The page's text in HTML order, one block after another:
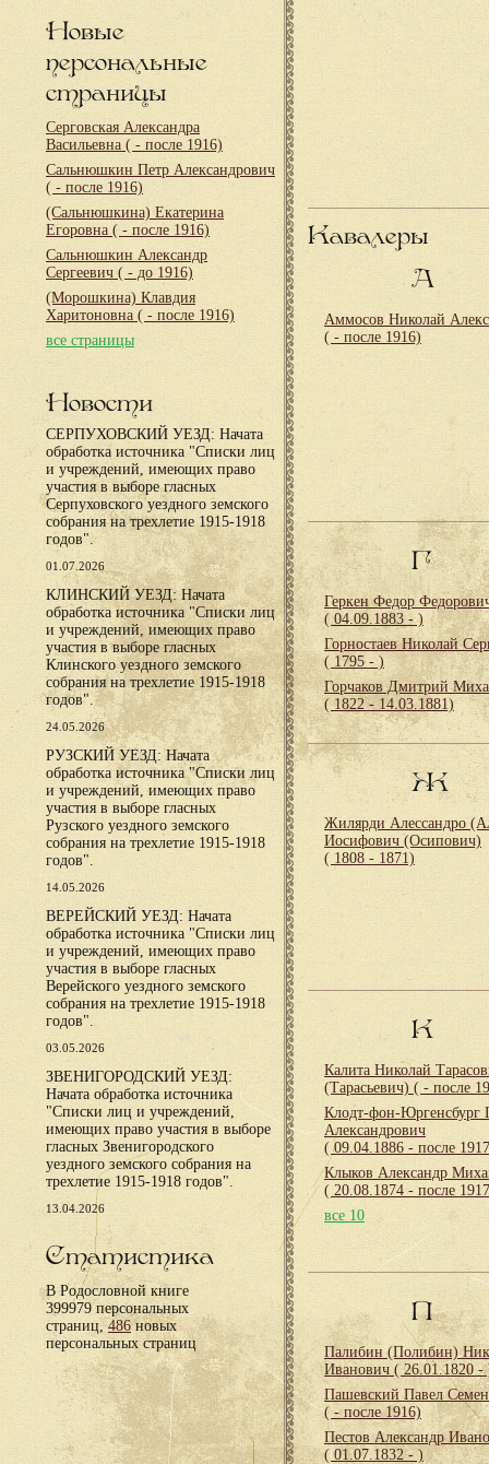
Новые
персональные
страницы
Серговская Александра
Васильевна ( - после 1916)
Сальнюшкин Петр Александрович
( - после 1916)
(Сальнюшкина) Екатерина
Егоровна ( - после 1916)
Сальнюшкин Александр
Сергеевич ( - до 1916)
(Морошкина) Клавдия
Харитоновна ( - после 1916)
все страницы
Новости
СЕРПУХОВСКИЙ УЕЗД: Начата
обработка источника "Списки лиц
и учреждений, имеющих право
участия в выборе гласных
Серпуховского уездного земского
собрания на трехлетие 1915-1918
годов".
01.07.2026
КЛИНСКИЙ УЕЗД: Начата
обработка источника "Списки лиц
и учреждений, имеющих право
участия в выборе гласных
Клинского уездного земского
собрания на трехлетие 1915-1918
годов".
24.05.2026
РУЗСКИЙ УЕЗД: Начата
обработка источника "Списки лиц
и учреждений, имеющих право
участия в выборе гласных
Рузского уездного земского
собрания на трехлетие 1915-1918
годов".
14.05.2026
ВЕРЕЙСКИЙ УЕЗД: Начата
обработка источника "Списки лиц
и учреждений, имеющих право
участия в выборе гласных
Верейского уездного земского
собрания на трехлетие 1915-1918
годов".
03.05.2026
ЗВЕНИГОРОДСКИЙ УЕЗД:
Начата обработка источника
"Списки лиц и учреждений,
имеющих право участия в выборе
гласных Звенигородского
уездного земского собрания на
трехлетие 1915-1918 годов".
13.04.2026
Статистика
В Родословной книге
399979 персональных
страниц,486новых
персональных страниц
Кавалеры
А
Аммосов Николай
( - после 1916)
Г
Геркен Федор
( 04.09.1883 - )
Горностаев Николай
( 1795 - )
Горчаков Дмитрий
( 1822 - 14.03.1881)
Ж
Жилярди Алессандро
Иосифович (Осипович)
( 1808 - 1871)
К
Калита Николай
(Тарасьевич) ( - после
Клодт-фон-Юргенсбург
Александрович
( 09.04.1886 - после
Клыков Александр
( 20.08.1874 - после
все 10
П
Палибин (Полибин)
Иванович( 26.01.1820 -
Пашевский Павел
( - после 1916)
Пестов Александр
( 01.07.1832 - )